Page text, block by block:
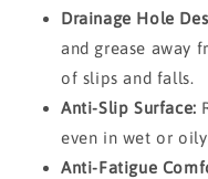
Drainage Hole
and grease away
of slips and falls.
Anti-Slip Surface:
even in wet or
Anti-Fatigue